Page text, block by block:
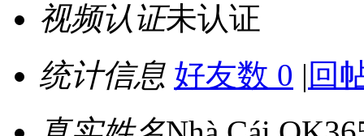
视频认证未认证
统计信息 好友数 0 | 回